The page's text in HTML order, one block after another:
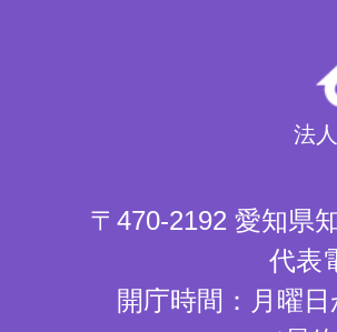
法
〒470-2192 愛知県
代表
開庁時間：月曜